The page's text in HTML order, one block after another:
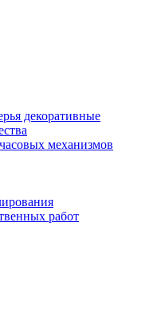
декоративные
механизмов
работ